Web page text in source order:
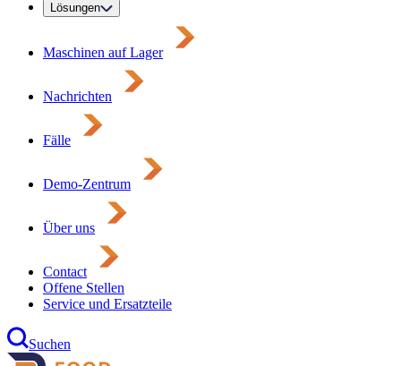
Lösungen
Maschinen auf Lager
Nachrichten
Fälle
Demo-Zentrum
Über uns
Contact
Offene Stellen
Service und Ersatzteile
Suchen